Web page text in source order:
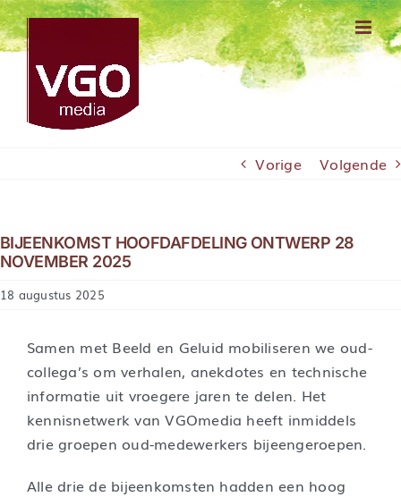
Ga
naar
inhoud
Vorige Volgende
BIJEENKOMST HOOFDAFDELING ONTWERP 28
NOVEMBER 2025
18 augustus 2025
Samen met Beeld en Geluid mobiliseren we oud-
collega’s om verhalen, anekdotes en technische
informatie uit vroegere jaren te delen. Het
kennisnetwerk van VGOmedia heeft inmiddels
drie groepen oud-medewerkers bijeengeroepen.
Alle drie de bijeenkomsten hadden een hoog